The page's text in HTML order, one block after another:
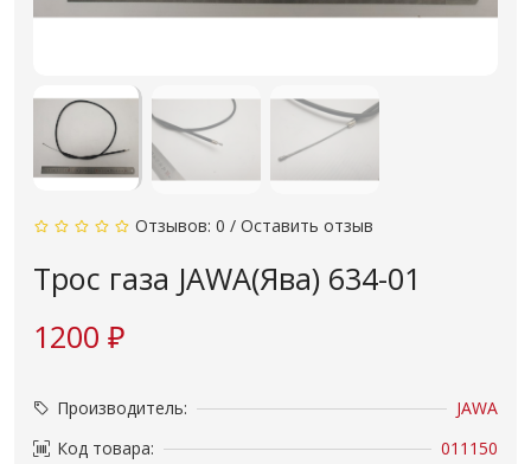
Отзывов: 0 / Оставить отзыв
Трос газа JAWA(Ява) 634-01
1200 ₽
Производитель:
JAWA
Код товара:
011150